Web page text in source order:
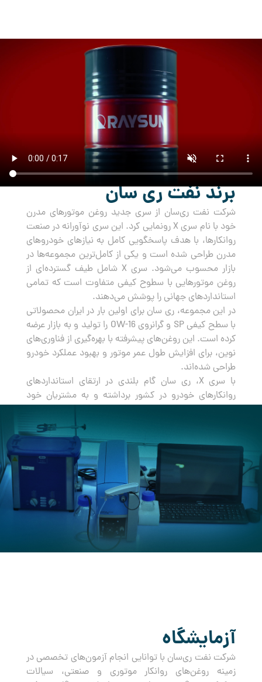
برند نفت ری سان
شرکت نفت ری‌سان از سری جدید روغن‌ موتورهای مدرن
خود با نام سری X رونمایی کرد. این سری نوآورانه در صنعت
روانکارها، با هدف پاسخگویی کامل به نیازهای خودروهای
مدرن طراحی شده است و یکی از کامل‌ترین مجموعه‌ها در
بازار محسوب می‌شود. سری X شامل طیف گسترده‌ای از
روغن‌ موتورهایی با سطوح کیفی متفاوت است که تمامی
استانداردهای جهانی را پوشش می‌دهند.
در این مجموعه، ری سان برای اولین بار در ایران محصولاتی
با سطح کیفی SP و گرانروی OW-16 را تولید و به بازار عرضه
کرده است. این روغن‌های پیشرفته با بهره‌گیری از فناوری‌های
نوین، برای افزایش طول عمر موتور و بهبود عملکرد خودرو
طراحی شده‌اند.
با سری X، ری سان گام بلندی در ارتقای استانداردهای
روانکارهای خودرو در کشور برداشته و به مشتریان خود
آزمایشگاه
شرکت نفت ری‌سان با توانایی انجام آزمون‌های تخصصی در
زمینه روغن‌های روانکار موتوری و صنعتی، سیالات